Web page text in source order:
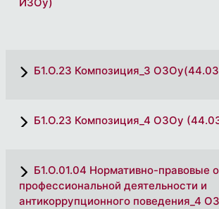
Б1.О.23 Композиция_3
Б1.О.23 Композиция_4 ОЗОу
Б1.О.01.04 Нормативно-правовые
профессиональной деятельности и
антикоррупционного поведения_4